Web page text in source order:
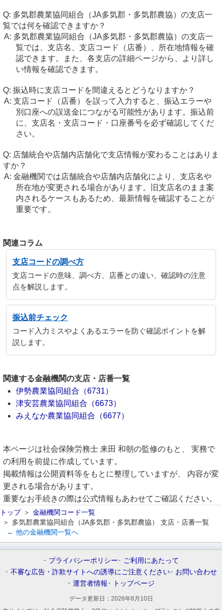
多気郡農業協同組合（JA多気郡・多気郡農協）の支店一
覧では何を確認できますか？
多気郡農業協同組合（JA多気郡・多気郡農協）の支店一
覧では、支店名、支店コード（店番）、所在地情報を確
認できます。また、各支店の詳細ページから、より詳し
い情報を確認できます。
振込時に支店コードを間違えるとどうなりますか？
支店コード（店番）を誤って入力すると、振込エラーや
別口座への誤送金につながる可能性があります。振込前
に、支店名・支店コード・口座番号を必ず確認してくだ
さい。
店舗統合や店舗内店舗化で支店情報が変わることはありま
すか？
金融機関では店舗統合や店舗内店舗化により、支店名や
所在地が変更される場合があります。旧支店名のまま案
内されるケースもあるため、最新情報を確認することが
重要です。
関連コラム
支店コードの調べ方
支店コードの意味、調べ方、店番との違い、確認時の注意
点を解説します。
振込前チェック
コード入力ミスやよくあるエラーを防ぐ確認ポイントを解
説します。
関連する金融機関の支店・店番一覧
伊勢農業協同組合（6731）
津安芸農業協同組合（6673）
みえなか農業協同組合（6677）
本ページは社会保険労務士 来田 和朝の監修のもと、 実務で
の利用を前提に作成しています。
掲載情報は公開資料等をもとに整理していますが、 内容が変
更される場合があります。
重要なお手続きの際は公式情報もあわせてご確認ください。
トップ
金融機関コード一覧
多気郡農業協同組合（JA多気郡・多気郡農協） 支店・店番一覧
← 他の金融機関一覧へ
プライバシーポリシー
ご利用にあたって
不審な広告・詐欺サイトへの誘導にご注意ください
お問い合わせ
運営者情報
トップページ
データ更新日： 2026年8月10日